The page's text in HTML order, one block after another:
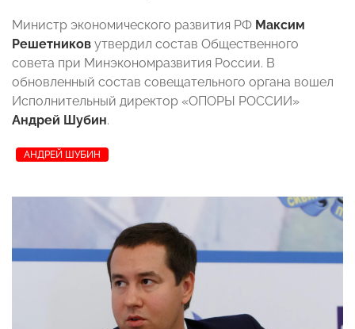
Министр экономического развития РФ Максим
Решетников утвердил состав Общественного
совета при Минэкономразвития России. В
обновленный состав совещательного органа вошел
Исполнительный директор «ОПОРЫ РОССИИ»
Андрей Шубин.
АНДРЕЙ ШУБИН